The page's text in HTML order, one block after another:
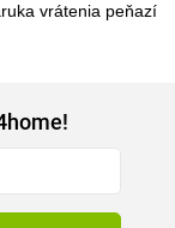
vrátenia peňazí